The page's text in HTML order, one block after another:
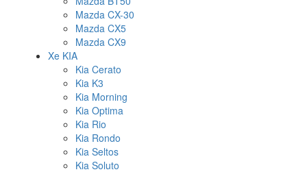
Mazda CX-30
Mazda CX5
Mazda CX9
Xe KIA
Kia Cerato
Kia K3
Kia Morning
Kia Optima
Kia Rio
Kia Rondo
Kia Seltos
Kia Soluto